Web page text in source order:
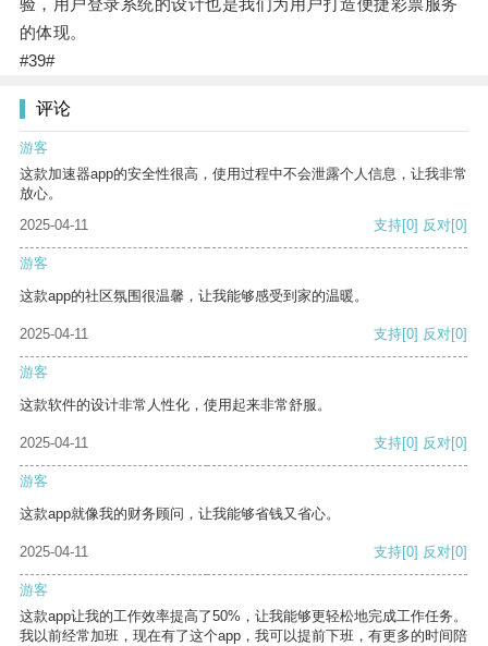
验，用户登录系统的设计也是我们为用户打造便捷彩票服务
的体现。
#39#
评论
游客
这款加速器app的安全性很高，使用过程中不会泄露个人信息，让我非常
放心。
2025-04-11
支持[0] 反对[0]
游客
这款app的社区氛围很温馨，让我能够感受到家的温暖。
2025-04-11 支持[0] 反对[0]
游客
这款软件的设计非常人性化，使用起来非常舒服。
2025-04-11 支持[0] 反对[0]
游客
这款app就像我的财务顾问，让我能够省钱又省心。
2025-04-11 支持[0] 反对[0]
游客
这款app让我的工作效率提高了50%，让我能够更轻松地完成工作任务。
我以前经常加班，现在有了这个app，我可以提前下班，有更多的时间陪